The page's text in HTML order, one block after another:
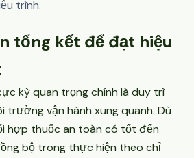
trình.
tổng kết để đạt hiệu
kỳ quan trọng chính là duy trì
trường vận hành xung quanh. Dù
hợp thuốc an toàn có tốt đến
bộ trong thực hiện theo chỉ